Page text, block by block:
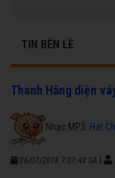
TIN BÊN LỀ
Thanh Hằng diện
Nhạc MP3: Hát
06/07/2018 7:01:48 SA